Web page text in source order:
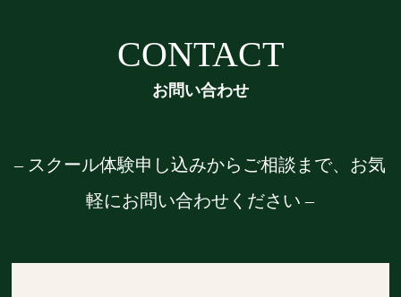
CONTACT
お問い合わせ
– スクール体験申し込みからご相談まで、お気
軽にお問い合わせください –